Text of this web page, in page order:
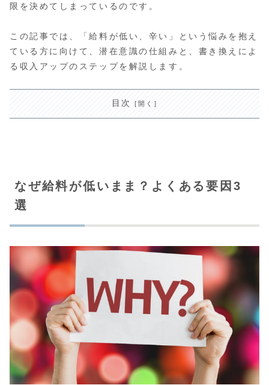
限を決めてしまっているのです。
この記事では、「給料が低い、辛い」という悩みを抱え
ている方に向けて、潜在意識の仕組みと、書き換えによ
る収入アップのステップを解説します。
目次
なぜ給料が低いまま？よくある要因3
選